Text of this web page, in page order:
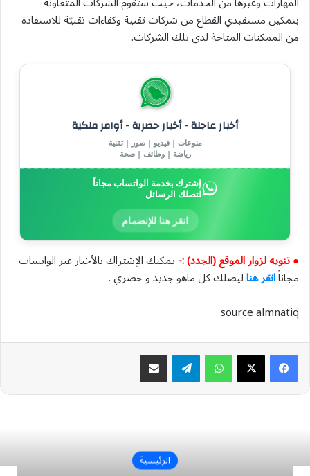
بتمكين مستفيدي القطاع من شركات تقنية وكفاءات تقنيّة للاستفادة
من الممكنات المتاحة لدى تلك الشركات.
أخبار عاجلة - أخبار حصرية - أوامر ملكية
منوعات | فيديو | صور | تقنية
رياضة | وظائف | صحة
إشترك بخدمة الواتساب مجاناً
لتصلك الرسائل
انقر هنا للإنضمام
● تنويه لزوار الموقع (الجدد) :-يمكنك الإشتراك بالأخبار عبر الواتساب
مجاناًانقر هناليصلك كل ماهو جديد و حصري .
source almnatiq
واتسابتيلقرام مشاركة عبر البريد
الرئيسية